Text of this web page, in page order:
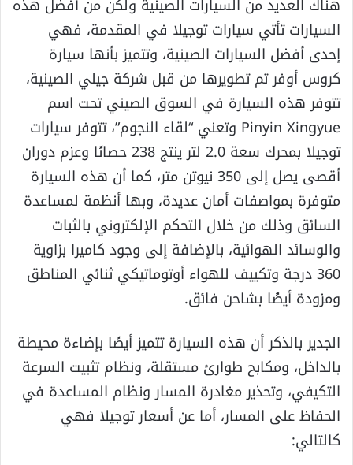
هناك العديد من السيارات الصينية ولكن من أفضل هذه
السيارات تأتي سيارات توجيلا في المقدمة، فهي
إحدى أفضل السيارات الصينية، وتتميز بأنها سيارة
كروس أوفر تم تطويرها من قبل شركة جيلي الصينية،
تتوفر هذه السيارة في السوق الصيني تحت اسم
Pinyin Xingyue وتعني “لقاء النجوم”، تتوفر سيارات
توجيلا بمحرك سعة 2.0 لتر ينتج 238 حصانًا وعزم دوران
أقصى يصل إلى 350 نيوتن متر، كما أن هذه السيارة
متوفرة بمواصفات أمان عديدة، وبها أنظمة لمساعدة
السائق وذلك من خلال التحكم الإلكتروني بالثبات
والوسائد الهوائية، بالإضافة إلى وجود كاميرا بزاوية
360 درجة وتكييف للهواء أوتوماتيكي ثنائي المناطق
ومزودة أيضًا بشاحن فائق.
الجدير بالذكر أن هذه السيارة تتميز أيضًا بإضاءة محيطة
بالداخل، ومكابح طوارئ مستقلة، ونظام تثبيت السرعة
التكيفي، وتحذير مغادرة المسار ونظام المساعدة في
الحفاظ على المسار، أما عن أسعار توجيلا فهي
كالتالي: